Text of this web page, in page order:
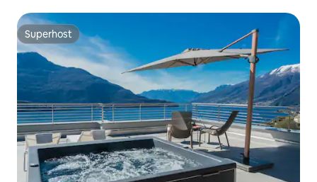
Superhost
Superhost